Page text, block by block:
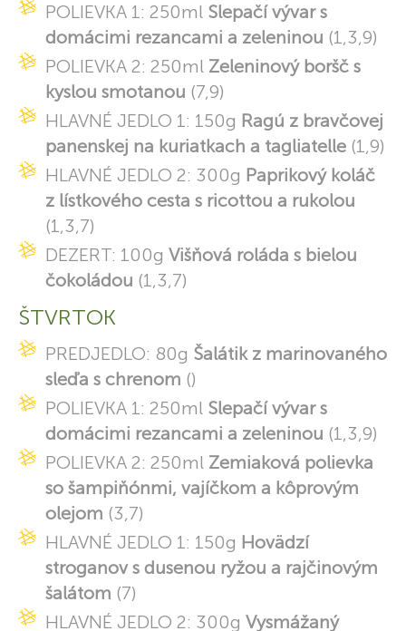
POLIEVKA 1: 250ml Slepačí vývar s
domácimi rezancami a zeleninou (1,3,9)
POLIEVKA 2: 250ml Zeleninový boršč s
kyslou smotanou (7,9)
HLAVNÉ JEDLO 1: 150g Ragú z bravčovej
panenskej na kuriatkach a tagliatelle (1,9)
HLAVNÉ JEDLO 2: 300g Paprikový koláč
z lístkového cesta s ricottou a rukolou
(1,3,7)
DEZERT: 100g Višňová roláda s bielou
čokoládou (1,3,7)
ŠTVRTOK
PREDJEDLO: 80g Šalátik z marinovaného
sleďa s chrenom ()
POLIEVKA 1: 250ml Slepačí vývar s
domácimi rezancami a zeleninou (1,3,9)
POLIEVKA 2: 250ml Zemiaková polievka
so šampiňónmi, vajíčkom a kôprovým
olejom (3,7)
HLAVNÉ JEDLO 1: 150g Hovädzí
stroganov s dusenou ryžou a rajčinovým
šalátom (7)
HLAVNÉ JEDLO 2: 300g Vysmážaný